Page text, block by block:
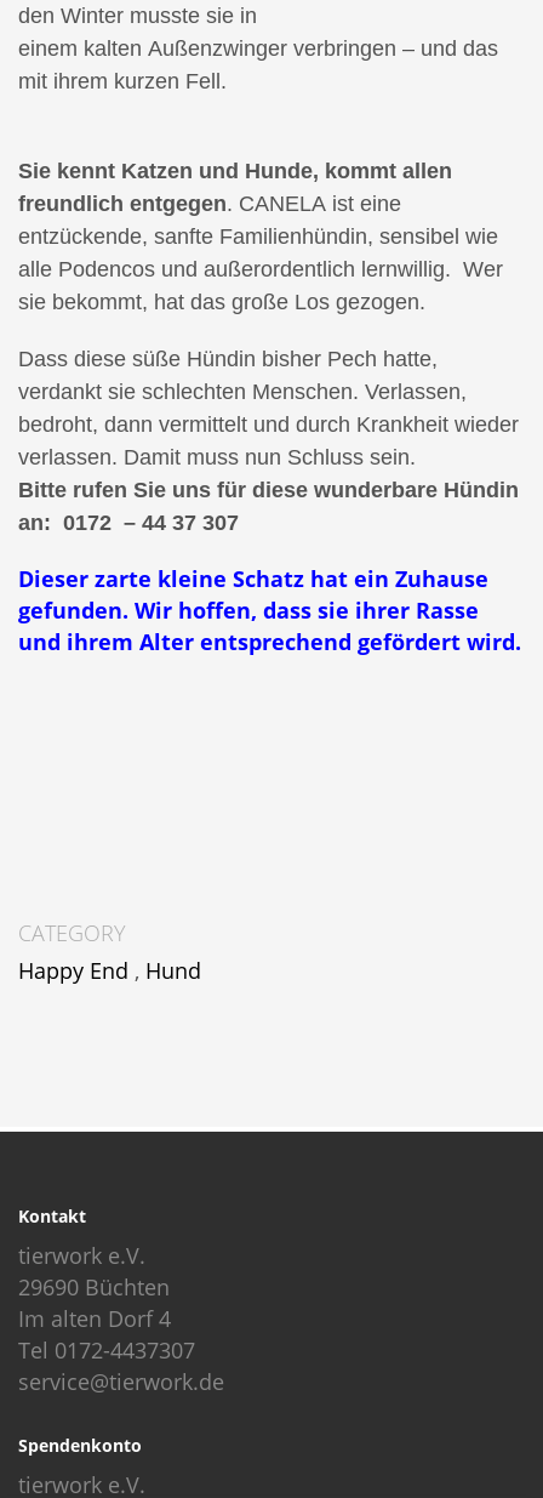
den Winter musste sie in
einem kalten Außenzwinger verbringen – und das
mit ihrem kurzen Fell.
Sie kennt Katzen und Hunde, kommt allen
freundlich entgegen. CANELA ist eine
entzückende, sanfte Familienhündin, sensibel wie
alle Podencos und außerordentlich lernwillig. Wer
sie bekommt, hat das große Los gezogen.
Dass diese süße Hündin bisher Pech hatte,
verdankt sie schlechten Menschen. Verlassen,
bedroht, dann vermittelt und durch Krankheit wieder
verlassen. Damit muss nun Schluss sein.
Bitte rufen Sie uns für diese wunderbare Hündin
an: 0172 – 44 37 307
Dieser zarte kleine Schatz hat ein Zuhause
gefunden. Wir hoffen, dass sie ihrer Rasse
und ihrem Alter entsprechend gefördert wird.
CATEGORY
Happy End , Hund
Kontakt
tierwork e.V.
29690 Büchten
Im alten Dorf 4
Tel 0172-4437307
service@tierwork.de
Spendenkonto
tierwork e.V.